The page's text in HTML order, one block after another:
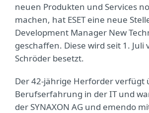
neuen Produkten und Services
machen, hat ESET eine neue
Development Manager New
geschaffen. Diese wird seit 1. Juli
Schröder besetzt.
Der 42-jährige Herforder verfügt
Berufserfahrung in der IT und
der SYNAXON AG und emendo